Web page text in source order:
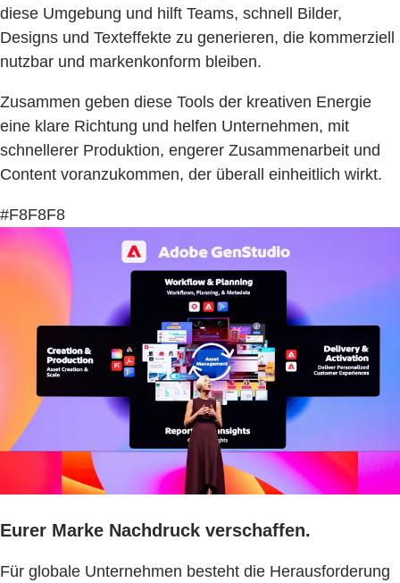
diese Umgebung und hilft Teams, schnell Bilder,
Designs und Texteffekte zu generieren, die kommerziell
nutzbar und markenkonform bleiben.
Zusammen geben diese Tools der kreativen Energie
eine klare Richtung und helfen Unternehmen, mit
schnellerer Produktion, engerer Zusammenarbeit und
Content voranzukommen, der überall einheitlich wirkt.
#F8F8F8
Eurer Marke Nachdruck verschaffen.
Für globale Unternehmen besteht die Herausforderung